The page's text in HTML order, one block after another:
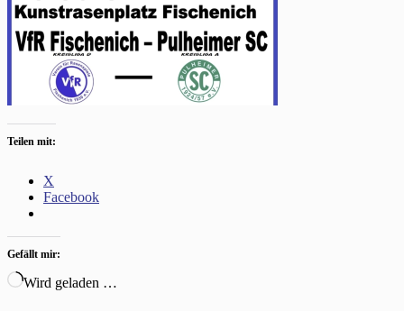
Teilen mit:
X
Facebook
Gefällt mir:
Wird geladen …